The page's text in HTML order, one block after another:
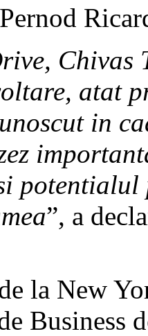
Chivas
atat
in
potentialul
”, a
la New
Business